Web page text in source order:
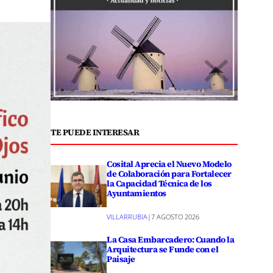
TE PUEDE INTERESAR
Cosital Aprecia el Nuevo Modelo
de Colaboración para Fortalecer
la Capacidad Técnica de los
Ayuntamientos
VILLARRUBIA |7 AGOSTO 2026
La Casa Embarcadero: Cuando la
Arquitectura se Funde con el
Paisaje